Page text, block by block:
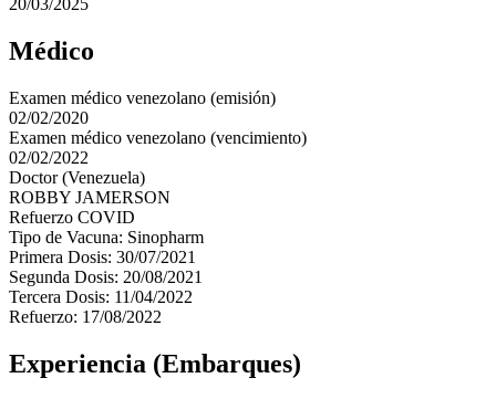
20/03/2025
Médico
Examen médico venezolano (emisión)
02/02/2020
Examen médico venezolano (vencimiento)
02/02/2022
Doctor (Venezuela)
ROBBY JAMERSON
Refuerzo COVID
Tipo de Vacuna: Sinopharm
Primera Dosis: 30/07/2021
Segunda Dosis: 20/08/2021
Tercera Dosis: 11/04/2022
Refuerzo: 17/08/2022
Experiencia (Embarques)